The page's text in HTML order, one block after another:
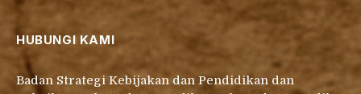
HUBUNGI KAMI
Badan Strategi Kebijakan dan Pendidikan dan